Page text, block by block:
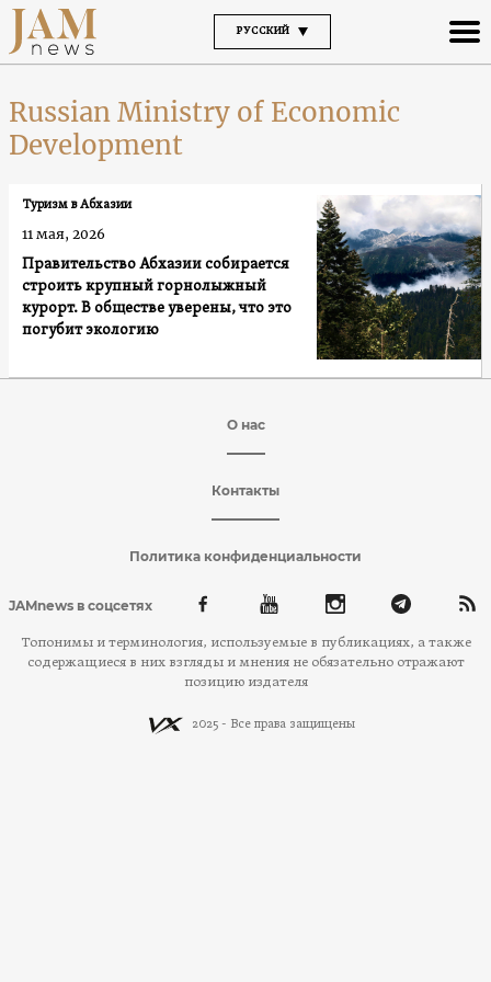
РУССКИЙ
Russian Ministry of Economic
Development
Правительство Абхазии собирается
строить крупный горнолыжный
курорт. В обществе уверены, что это
погубит экологию
Туризм в Абхазии
11 мая, 2026
О нас
Контакты
Политика конфиденциальности
JAMnews в соцсетях
Топонимы и терминология, используемые в публикациях, а также
содержащиеся в них взгляды и мнения не обязательно отражают
позицию издателя
2025 - Все права защищены